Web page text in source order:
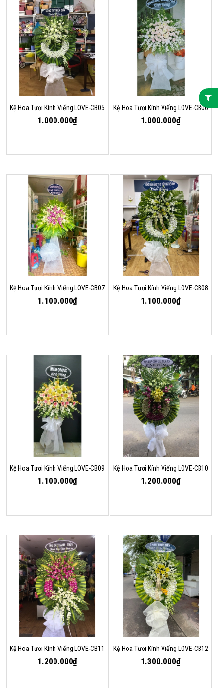
Kệ Hoa Tươi Kính Viếng LOVE-CB05
1.000.000₫
Kệ Hoa Tươi Kính Viếng LOVE-CB06
1.000.000₫
Kệ Hoa Tươi Kính Viếng LOVE-CB07
1.100.000₫
Kệ Hoa Tươi Kính Viếng LOVE-CB08
1.100.000₫
Kệ Hoa Tươi Kính Viếng LOVE-CB09
1.100.000₫
Kệ Hoa Tươi Kính Viếng LOVE-CB10
1.200.000₫
Kệ Hoa Tươi Kính Viếng LOVE-CB11
1.200.000₫
Kệ Hoa Tươi Kính Viếng LOVE-CB12
1.300.000₫